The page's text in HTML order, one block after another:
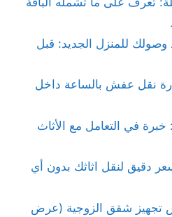
وصولك للمنزل الجديد: قبل
نقل عفش بالساعة داخل
في التعامل مع الأثاث
لنقل اثاثك بدون أي
تجهيز شقق الزوجية (عرض